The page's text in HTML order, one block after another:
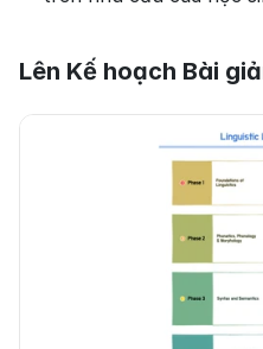
Lên Kế hoạch Bài